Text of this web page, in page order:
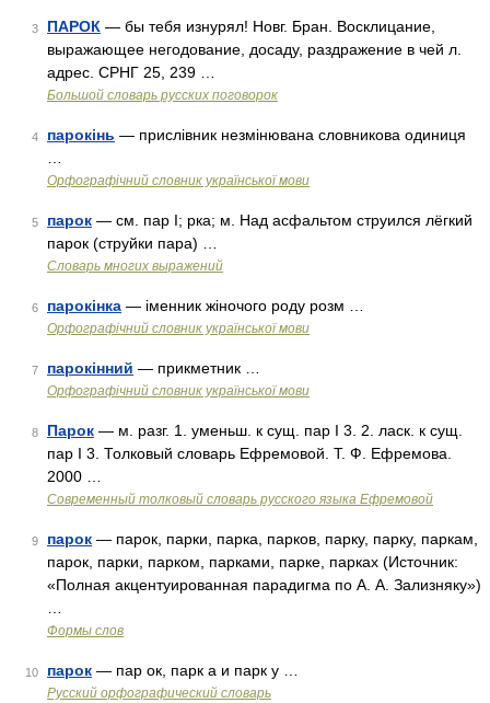
3 ПАРОК — бы тебя изнурял! Новг. Бран. Восклицание,
выражающее негодование, досаду, раздражение в чей л.
адрес. СРНГ 25, 239 …
Большой словарь русских поговорок
4 парокінь — прислівник незмінювана словникова одиниця
Орфографічний словник української мови
5 парок — см. пар I; рка; м. Над асфальтом струился лёгкий
парок (струйки пара) …
Словарь многих выражений
6 парокінка — іменник жіночого роду розм …
Орфографічний словник української мови
7 парокінний — прикметник …
Орфографічний словник української мови
8 Парок — м. разг. 1. уменьш. к сущ. пар I 3. 2. ласк. к сущ.
пар I 3. Толковый словарь Ефремовой. Т. Ф. Ефремова.
2000 …
Современный толковый словарь русского языка Ефремовой
9 парок — парок, парки, парка, парков, парку, парку, паркам,
парок, парки, парком, парками, парке, парках (Источник:
«Полная акцентуированная парадигма по А. А. Зализняку»)
Формы слов
10 парок — пар ок, парк а и парк у …
Русский орфографический словарь